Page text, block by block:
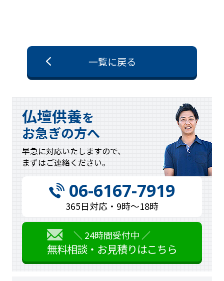
一覧に戻る
仏壇供養を
お急ぎの方へ
早急に対応いたしますので、
まずはご連絡ください。
06-6167-7919
365日対応・9時〜18時
＼ 24時間受付中 ／
無料相談・お見積りはこちら